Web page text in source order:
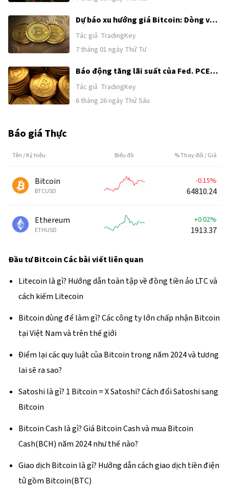
Dự báo xu hướng giá Bitcoin: Dòng vốn
ETF tiếp tục chảy ra hạn chế không
gian phục hồi của giá Bitcoin, $58,000
trở thành mức then chốt cho phe bò và
phe gấu
Tác giả TradingKey
7 tháng 01 ngày Thứ Tư
Báo động tăng lãi suất của Fed. PCE
nhuộm máu thị trường tiền điện tử, giá
BTC giảm xuống dưới 59.000, kích
hoạt một đợt thảm sát phe bò khác
Tác giả TradingKey
6 tháng 26 ngày Thứ Sáu
Báo giá Thực
Tên / Ký hiệu Biểu đồ % Thay đổi / Giá
Bitcoin
BTCUSD
-0.15%
64810.24
Ethereum
ETHUSD
+0.02%
1913.37
Đầu tư BitcoinCác bài viết liên quan
Litecoin là gì? Hướng dẫn toàn tập về đồng tiền ảo LTC và
cách kiếm Litecoin
Bitcoin dùng để làm gì? Các công ty lớn chấp nhận Bitcoin
tại Việt Nam và trên thế giới
Điểm lại các quy luật của Bitcoin trong năm 2024 và tương
lai sẽ ra sao?
Satoshi là gì? 1 Bitcoin = X Satoshi? Cách đổi Satoshi sang
Bitcoin
Bitcoin Cash là gì? Giá Bitcoin Cash và mua Bitcoin
Cash(BCH) năm 2024 như thế nào?
Giao dịch Bitcoin là gì? Hướng dẫn cách giao dịch tiền điện
tử gồm Bitcoin(BTC)